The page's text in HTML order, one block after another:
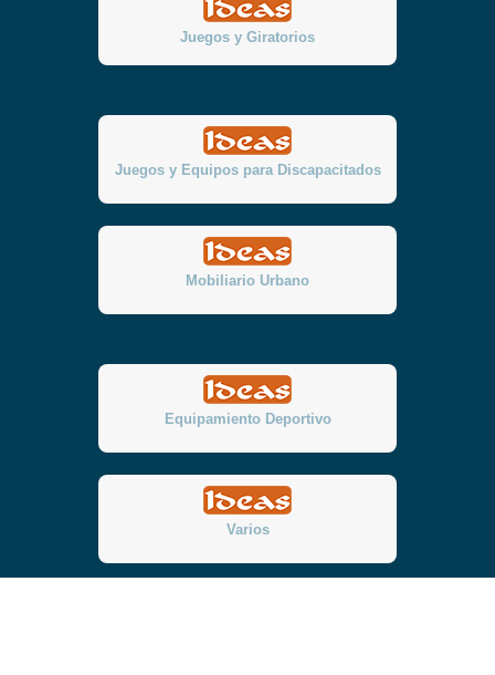
Juegos y Giratorios
Juegos y Equipos para Discapacitados
Mobiliario Urbano
Equipamiento Deportivo
Varios